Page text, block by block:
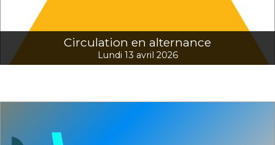
Circulation en alternance
Lundi 13 avril 2026